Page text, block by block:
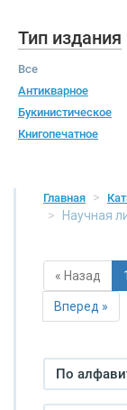
Тип издания
Все
Антикварное
Букинистическое
Книгопечатное
Главная
Научная
« Назад 1
Вперед »
По